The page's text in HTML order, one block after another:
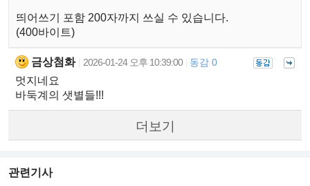
띄어쓰기 포함 200자까지 쓰실 수 있습니다.
(400바이트)
금상첨화 2026-01-24 오후 10:39:00 동감 0
멋지네요
바둑계의 샛별들!!!
더보기
관련기사